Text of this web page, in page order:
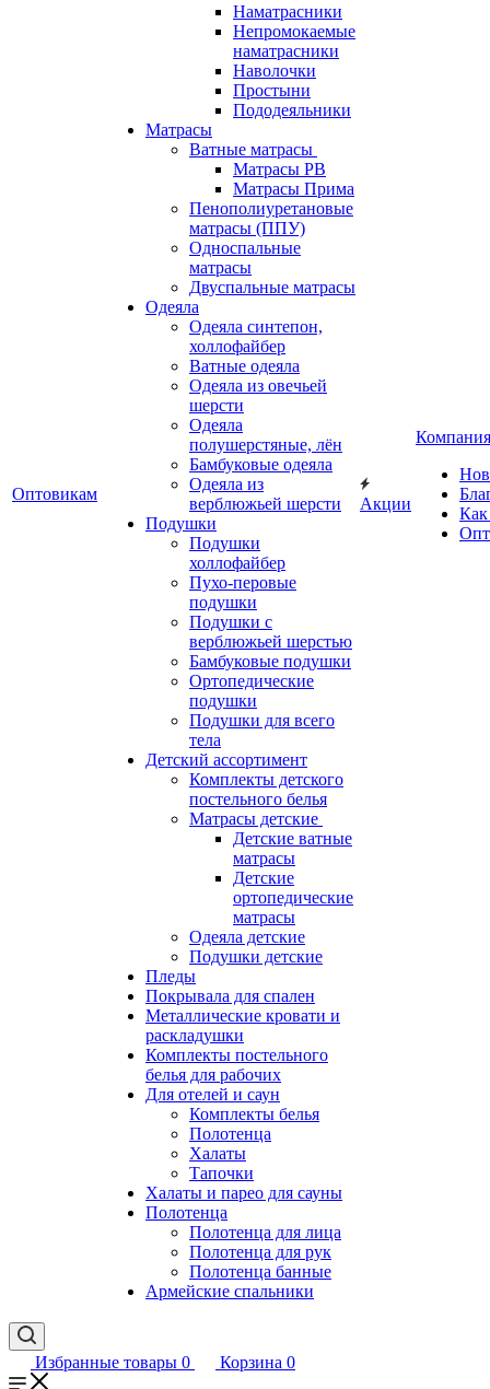
Оптовикам
Наматрасники
Непромокаемые
наматрасники
Наволочки
Простыни
Пододеяльники
Матрасы
Ватные матрасы
Матрасы РВ
Матрасы Прима
Пенополиуретановые
матрасы (ППУ)
Односпальные
матрасы
Двуспальные матрасы
Одеяла
Одеяла синтепон,
холлофайбер
Ватные одеяла
Одеяла из овечьей
шерсти
Одеяла
полушерстяные, лён
Бамбуковые одеяла
Одеяла из
верблюжьей шерсти
Подушки
Подушки
холлофайбер
Пухо-перовые
подушки
Подушки с
верблюжьей шерстью
Бамбуковые подушки
Ортопедические
подушки
Подушки для всего
тела
Детский ассортимент
Комплекты детского
постельного белья
Матрасы детские
Детские ватные
матрасы
Детские
ортопедические
матрасы
Одеяла детские
Подушки детские
Пледы
Покрывала для спален
Металлические кровати и
раскладушки
Комплекты постельного
белья для рабочих
Для отелей и саун
Комплекты белья
Полотенца
Халаты
Тапочки
Халаты и парео для сауны
Полотенца
Полотенца для лица
Полотенца для рук
Полотенца банные
Армейские спальники
Акции
Компания
Как
Избранные товары 0 Корзина 0